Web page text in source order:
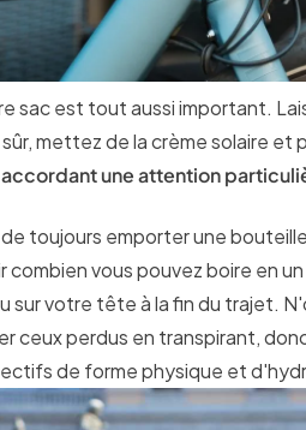
sac est tout aussi important.
mettez de la crème solaire
accordant une attention
toujours emporter une
combien vous pouvez boire en
sur votre tête à la fin du trajet.
ceux perdus en transpirant,
de forme physique et